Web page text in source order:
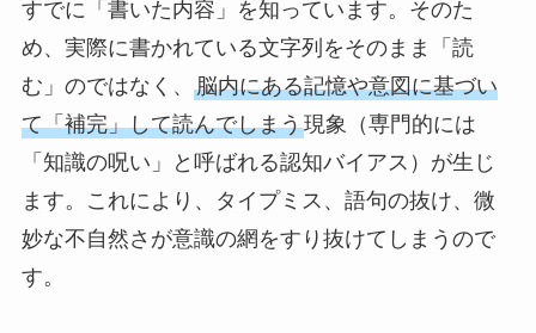
すでに「書いた内容」を知っています。そのた
め、実際に書かれている文字列をそのまま「読
む」のではなく、 脳内にある記憶や意図に基づい
て「補完」して読んでしまう現象（専門的には
「知識の呪い」と呼ばれる認知バイアス）が生じ
ます。これにより、タイプミス、語句の抜け、微
妙な不自然さが意識の網をすり抜けてしまうので
す。